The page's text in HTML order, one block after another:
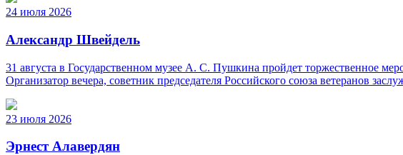
24 июля 2026
Александр Швейдель
31 августа в Государственном музее А. С. Пушкина пройдет торжественное
Организатор вечера, советник председателя Российского союза ветеранов
23 июля 2026
Эрнест Алавердян